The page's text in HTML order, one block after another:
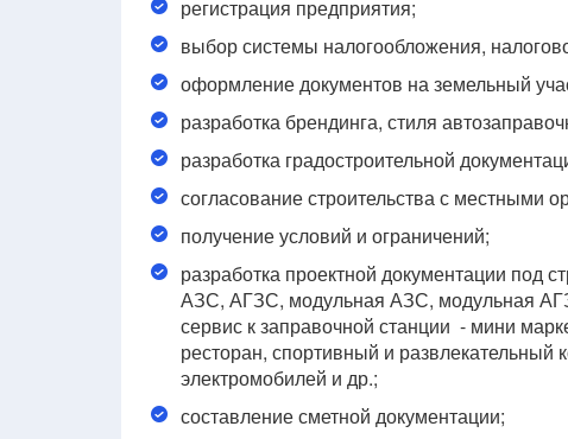
регистрация предприятия;
выбор системы налогообложения,
оформление документов на земельный
разработка брендинга, стиля
разработка градостроительной
согласование строительства с местными
получение условий и ограничений;
разработка проектной документации под
АЗС, АГЗС, модульная АЗС, модульная
сервис к заправочной станции - мини
ресторан, спортивный и развлекательный
электромобилей и др.;
составление сметной документации;